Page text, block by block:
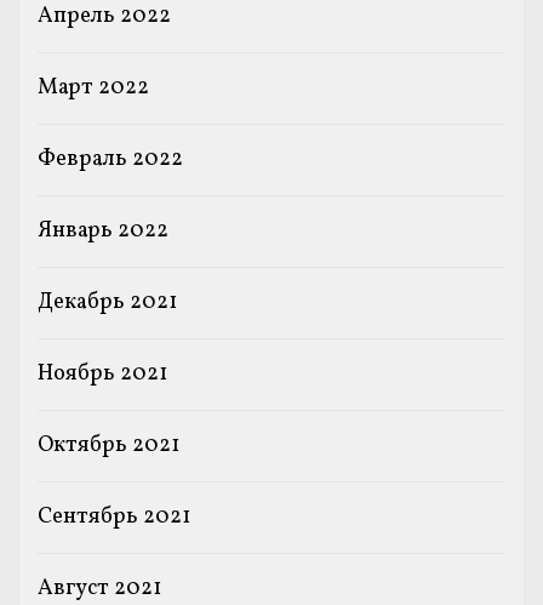
Апрель 2022
Март 2022
Февраль 2022
Январь 2022
Декабрь 2021
Ноябрь 2021
Октябрь 2021
Сентябрь 2021
Август 2021